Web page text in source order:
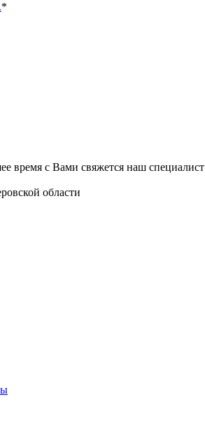
*
время с Вами свяжется наш специалист
области